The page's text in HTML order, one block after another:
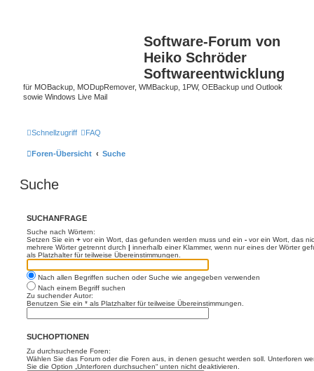
Software-Forum von
Heiko Schröder
Softwareentwicklung
für MOBackup, MODupRemover, WMBackup, 1PW, OEBackup und Outlook
sowie Windows Live Mail
Schnellzugriff FAQ
Foren-Übersicht Suche
Suche
SUCHANFRAGE
Suche nach Wörtern:
Setzen Sie ein + vor ein Wort, das gefunden werden muss und ein - vor ein Wort, das
mehrere Wörter getrennt durch | innerhalb einer Klammer, wenn nur eines der Wörter
als Platzhalter für teilweise Übereinstimmungen.
Nach allen Begriffen suchen oder Suche wie angegeben verwenden
Nach einem Begriff suchen
Zu suchender Autor:
Benutzen Sie ein * als Platzhalter für teilweise Übereinstimmungen.
SUCHOPTIONEN
Zu durchsuchende Foren:
Wählen Sie das Forum oder die Foren aus, in denen gesucht werden soll. Unterforen
Sie die Option „Unterforen durchsuchen“ unten nicht deaktivieren.